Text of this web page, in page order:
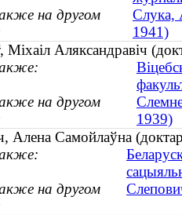
на другом
Слука,
1941)
Міхаіл Аляксандравіч
на другом
1939)
Алена Самойлаўна
на другом